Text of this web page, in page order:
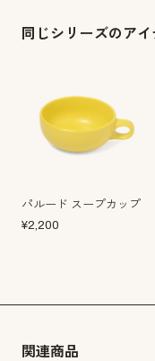
同じシリーズのアイ
パルード スープカップ
¥2,200
関連商品